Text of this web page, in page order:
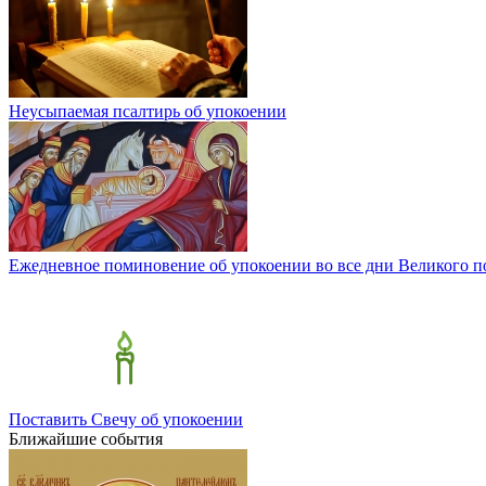
Неусыпаемая псалтирь об упокоении
Ежедневное поминовение об упокоении во все дни Великого
Поставить Свечу об упокоении
Ближайшие события